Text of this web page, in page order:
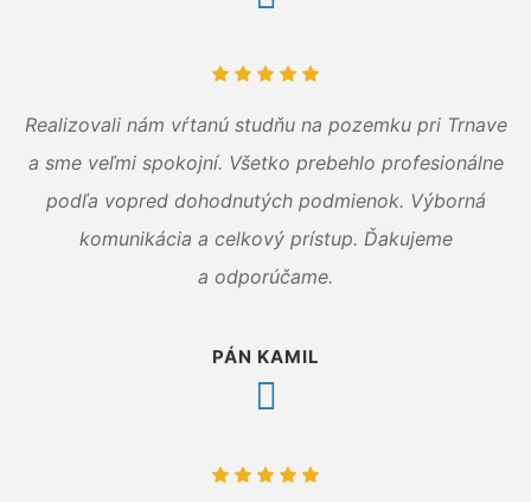
Realizovali nám vŕtanú studňu na pozemku pri Trnave
a sme veľmi spokojní. Všetko prebehlo profesionálne
podľa vopred dohodnutých podmienok. Výborná
komunikácia a celkový prístup. Ďakujeme
a odporúčame.
PÁN KAMIL